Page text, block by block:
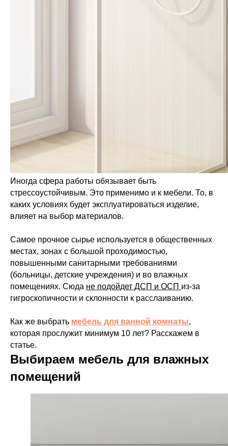
Иногда сфера работы обязывает быть
стрессоустойчивым. Это применимо и к мебели. То, в
каких условиях будет эксплуатироваться изделие,
влияет на выбор материалов.
Самое прочное сырье используется в общественных
местах, зонах с большой проходимостью,
повышенными санитарными требованиями
(больницы, детские учреждения) и во влажных
помещениях. Сюда не подойдет ДСП и ОСП из-за
гигроскопичности и склонности к расслаиванию.
Как же выбрать мебель для ванной комнаты,
которая прослужит минимум 10 лет? Расскажем в
статье.
Выбираем мебель для влажных
помещений